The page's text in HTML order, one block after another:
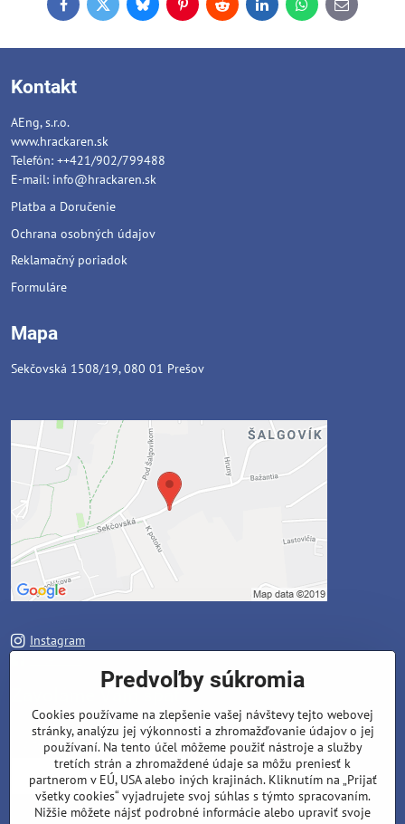
FacebookTwitterBlueskyPinterestReddit LinkedInWhatsApp
E-
mail
Kontakt
AEng, s.r.o.
www.hrackaren.sk
Telefón: ++421/902/799488
E-mail: info@hrackaren.sk
Platba a Doručenie
Ochrana osobných údajov
Reklamačný poriadok
Formuláre
Mapa
Sekčovská 1508/19, 080 01 Prešov
Instagram
Váš telefón*
Predvoľby súkromia
Cookies používame na zlepšenie vašej návštevy tejto webovej
stránky, analýzu jej výkonnosti a zhromažďovanie údajov o jej
používaní. Na tento účel môžeme použiť nástroje a služby
tretích strán a zhromaždené údaje sa môžu preniesť k
partnerom v EÚ, USA alebo iných krajinách. Kliknutím na „Prijať
všetky cookies“ vyjadrujete svoj súhlas s týmto spracovaním.
Nižšie môžete nájsť podrobné informácie alebo upraviť svoje